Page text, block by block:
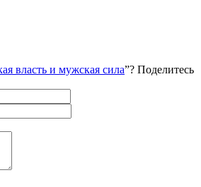
власть и мужская сила”? Поделитесь